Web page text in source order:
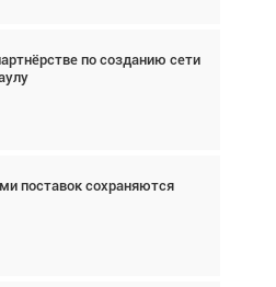
по созданию сети
поставок сохраняются
Дэйв Кох: «Фотография
а ИИ всё портит»
трафик
подряд